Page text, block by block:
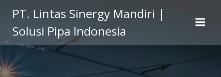
to
content
PT. Lintas Sinergy Mandiri |
Solusi Pipa Indonesia